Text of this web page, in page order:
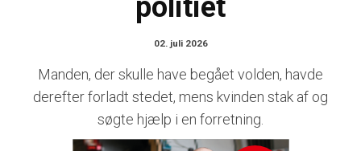
politiet
02. juli 2026
Manden, der skulle have begået volden, havde
derefter forladt stedet, mens kvinden stak af og
søgte hjælp i en forretning.